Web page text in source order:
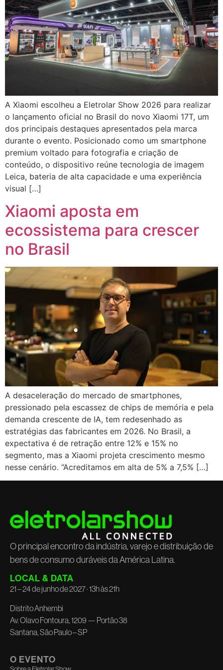
A Xiaomi escolheu a Eletrolar Show 2026 para realizar
o lançamento oficial no Brasil do novo Xiaomi 17T, um
dos principais destaques apresentados pela marca
durante o evento. Posicionado como um smartphone
premium voltado para fotografia e criação de
conteúdo, o dispositivo reúne tecnologia de imagem
Leica, bateria de alta capacidade e uma experiência
visual […]
Xiaomi aposta em
ecossistema para crescer
no Brasil
A desaceleração do mercado de smartphones,
pressionado pela escassez de chips de memória e pela
demanda crescente de IA, tem redesenhado as
estratégias das fabricantes em 2026. No Brasil, a
expectativa é de retração entre 12% e 15% no
segmento, mas a Xiaomi projeta crescimento mesmo
nesse cenário. “Acreditamos em alta de 5% a 7,5% […]
O principal encontro da indústria, varejo e distribuição de
bens de consumo duráveis da América Latina.
LOCAL & DATA
21 – 24 de junho de 2027 · 13h às 21h
Distrito Anhembi
Av. Olavo Fontoura, 1209 — Portão 38
Santana, São Paulo – SP
O EVENTO